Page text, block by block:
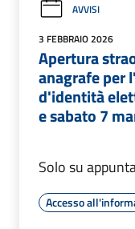
AVVISI
3 FEBBRAIO 2026
Apertura
anagrafe per
d'identità
e sabato 7
Solo su
Accesso